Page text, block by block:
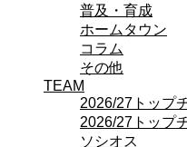
ロートフィール
SCHEDULE
2026/27
練習見学時のフ
TICKET
奈良クラブ明治
奈良クラブ明治
観戦ルール＆マ
普及・育成
ホームタウン
コラム
その他
TEAM
2026/27トップ
2026/27トップ
ソシオス